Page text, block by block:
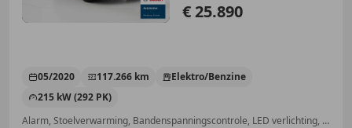
€ 25.890
05/2020 117.266 km
Elektro/Benzine
215 kW (292 PK)
Alarm, Stoelverwarming, Bandenspanningscontrole, LED verlichting, Navigatiesysteem, Geheel digitaal combi-instrument, Parkeerhulp voor, 4x4